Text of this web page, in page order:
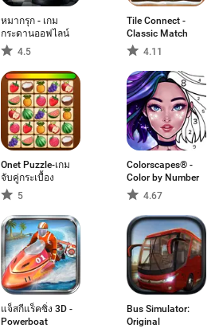
หมากรุก - เกม
กระดานออฟไลน์
4.5
Tile Connect -
Classic Match
4.11
Onet Puzzle-เกม
จับคู่กระเบื้อง
5
Colorscapes® -
Color by Number
4.67
แจ็สกีแร็คซิ่ง 3D -
Powerboat
Bus Simulator:
Original